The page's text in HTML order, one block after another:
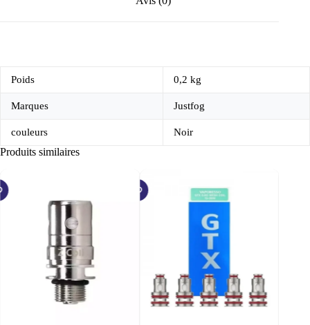
Poids 0,2 kg
Marques Justfog
couleurs Noir
Produits similaires